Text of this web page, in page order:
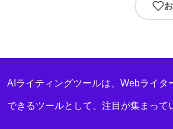
AIライティングツールは、Webライ
できるツールとして、注目が集まって